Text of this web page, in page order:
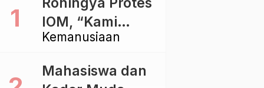
Kemanusiaan
IOM, “Kami
dibiarkan Mati
Mahasiswa dan